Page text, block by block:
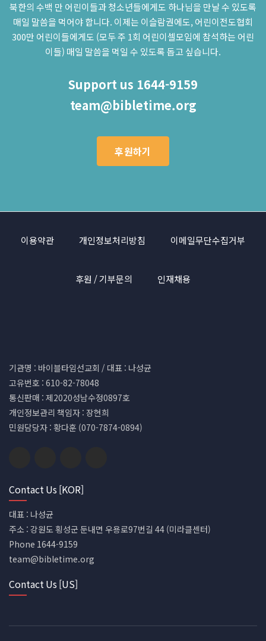
북한의 수백 만 어린이들과 청소년들에게도 하나님을 만날 수 있도록
매일 말씀을 먹어야 합니다. 이제는 이슬람권에도, 어린이전도협회
300만 어린이들에게도 (모두 주 1회 어린이셀모임에 참석하는 어린
이들) 매일 말씀을 먹일 수 있도록 돕고 싶습니다.
Support us 1644-9159
team@bibletime.org
후원하기
이용약관 개인정보처리방침 이메일무단수집거부
후원 / 기부문의 인재채용
기관명 : 바이블타임선교회 / 대표 : 나성균
고유번호 : 610-82-78048
통신판매 : 제2020성남수정0897호
개인정보관리 책임자 : 장현희
민원담당자 : 황다훈 (070-7874-0894)
Contact Us [KOR]
대표 : 나성균
주소 : 강원도 횡성군 둔내면 우용로97번길 44 (미라클센터)
Phone 1644-9159
team@bibletime.org
Contact Us [US]